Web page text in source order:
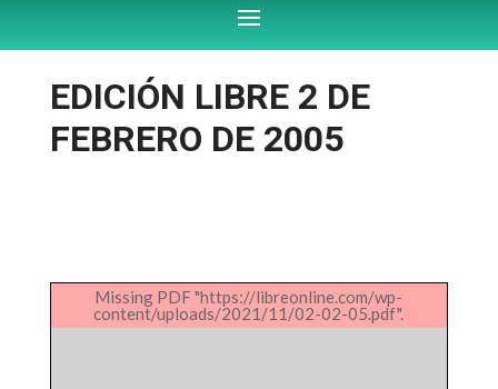
EDICIÓN LIBRE 2 DE
FEBRERO DE 2005
Missing PDF "https://libreonline.com/wp-
content/uploads/2021/11/02-02-05.pdf".